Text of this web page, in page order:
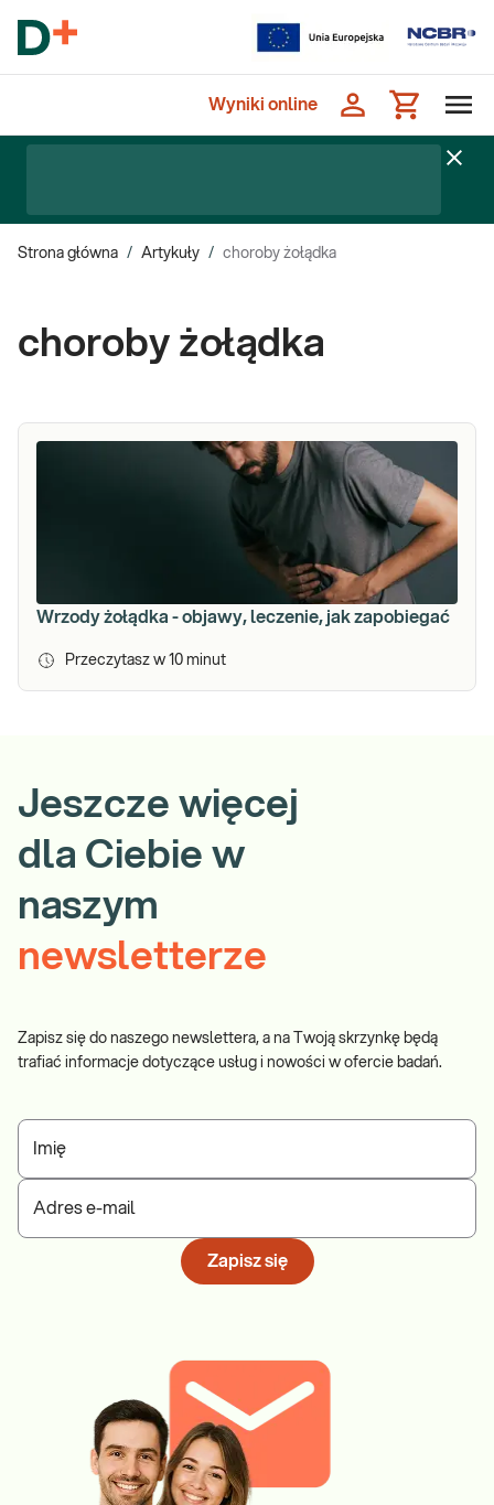
Wyniki online
Strona główna / Artykuły / choroby żołądka
choroby żołądka
Wrzody żołądka - objawy, leczenie, jak zapobiegać
Przeczytasz w 10 minut
Jeszcze więcej
dla Ciebie w
naszym
newsletterze
Zapisz się do naszego newslettera, a na Twoją skrzynkę będą
trafiać informacje dotyczące usług i nowości w ofercie badań.
Imię
Adres e-mail
Zapisz się